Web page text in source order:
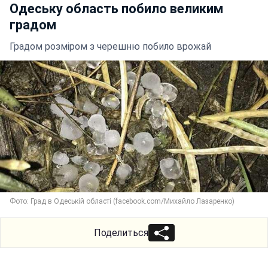
Одеську область побило великим
градом
Градом розміром з черешню побило врожай
Фото: Град в Одеській області (facebook.com/Михайло Лазаренко)
Поделиться